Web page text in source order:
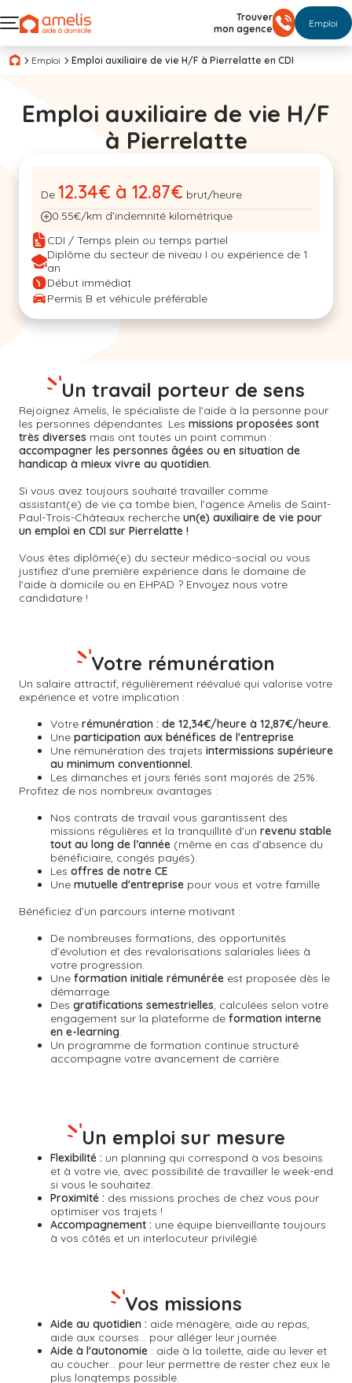
Trouver
mon agence
Emploi
Emploi Emploi auxiliaire de vie H/F à Pierrelatte en CDI
Emploi auxiliaire de vie H/F
à Pierrelatte
De 12.34€ à 12.87€ brut/heure
0.55€/km d’indemnité kilométrique
CDI / Temps plein ou temps partiel
Diplôme du secteur de niveau I ou expérience de 1
an
Début immédiat
Permis B et véhicule préférable
Rejoignez Amelis, le spécialiste de l'aide à la personne pour
les personnes dépendantes. Les missions proposées sont
très diverses mais ont toutes un point commun :
accompagner les personnes âgées ou en situation de
handicap à mieux vivre au quotidien.
Si vous avez toujours souhaité travailler comme
assistant(e) de vie ça tombe bien, l'agence Amelis de Saint-
Paul-Trois-Châteaux recherche un(e) auxiliaire de vie pour
un emploi en CDI sur Pierrelatte !
Vous êtes diplômé(e) du secteur médico-social ou vous
justifiez d'une première expérience dans le domaine de
l'aide à domicile ou en EHPAD ? Envoyez nous votre
candidature !
Un travail porteur de sens
Un salaire attractif, régulièrement réévalué qui valorise votre
expérience et votre implication :
Votre rémunération : de 12,34€/heure à 12,87€/heure.
Une participation aux bénéfices de l'entreprise.
Une rémunération des trajets intermissions supérieure
au minimum conventionnel.
Les dimanches et jours fériés sont majorés de 25%.
Profitez de nos nombreux avantages :
Nos contrats de travail vous garantissent des
missions régulières et la tranquillité d’un revenu stable
tout au long de l’année (même en cas d’absence du
bénéficiaire, congés payés).
Les offres de notre CE
Une mutuelle d'entreprise pour vous et votre famille
Bénéficiez d’un parcours interne motivant :
De nombreuses formations, des opportunités
d’évolution et des revalorisations salariales liées à
votre progression.
Une formation initiale rémunérée est proposée dès le
démarrage.
Des gratifications semestrielles, calculées selon votre
engagement sur la plateforme de formation interne
en e-learning.
Un programme de formation continue structuré
accompagne votre avancement de carrière.
Votre rémunération
Flexibilité : un planning qui correspond à vos besoins
et à votre vie, avec possibilité de travailler le week-end
si vous le souhaitez.
Proximité : des missions proches de chez vous pour
optimiser vos trajets !
Accompagnement : une équipe bienveillante toujours
à vos côtés et un interlocuteur privilégié.
Un emploi sur mesure
Aide au quotidien : aide ménagère, aide au repas,
aide aux courses... pour alléger leur journée.
Aide à l'autonomie : aide à la toilette, aide au lever et
au coucher... pour leur permettre de rester chez eux le
plus longtemps possible.
Vos missions